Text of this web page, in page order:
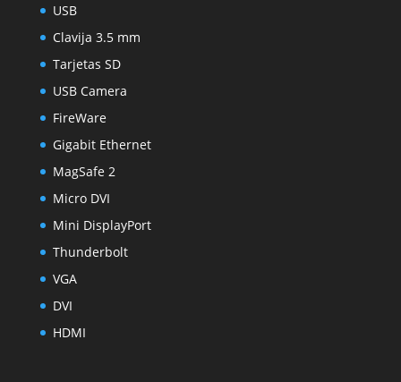
USB
Clavija 3.5 mm
Tarjetas SD
USB Camera
FireWare
Gigabit Ethernet
MagSafe 2
Micro DVI
Mini DisplayPort
Thunderbolt
VGA
DVI
HDMI